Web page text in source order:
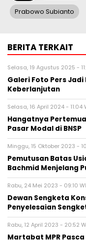
Prabowo Subianto
BERITA TERKAIT
Selasa, 19 Agustus 2025 -
Galeri Foto Pers
Keberlanjutan
Selasa, 16 April 2024 - 11:04
Hangatnya
Pasar Modal di BNSP
Minggu, 15 Oktober 2023 -
Pemutusan Batas
Bachmid Menjelang
Rabu, 24 Mei 2023 - 09:10
Dewan Sengketa
Penyelesaian
Rabu, 12 April 2023 - 20:52
Martabat MPR Pasca